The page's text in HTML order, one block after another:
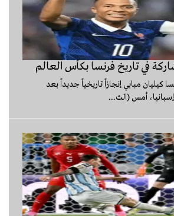
في تاريخ فرنسا بكأس العالم
مبابي إنجازاً تاريخياً جديداً بعد
أمس (الث...